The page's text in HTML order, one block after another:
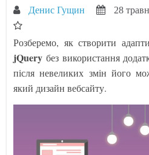
Денис Гущин 28
Розберемо, як створити
jQuery без використання
після невеликих змін його
який дизайн вебсайту.